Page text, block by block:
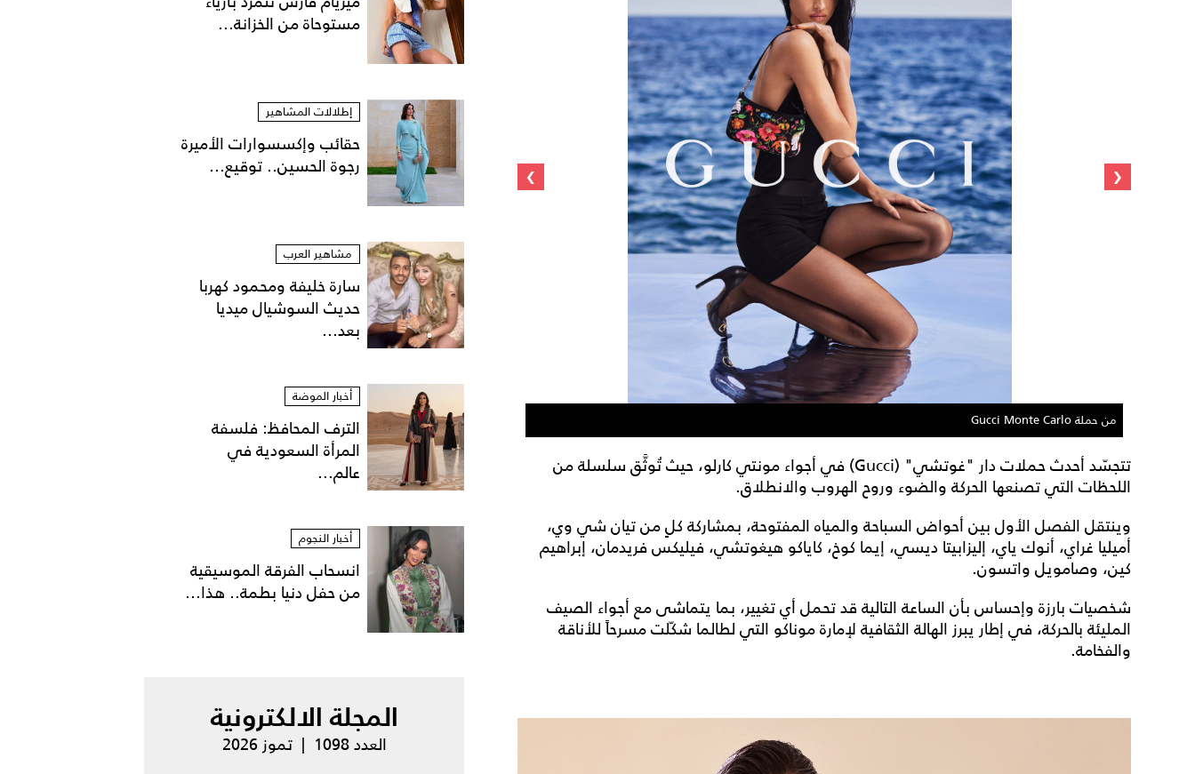
من حملة Gucci Monte Carlo من حملة Gucci Monte Carlo
‹
›
تتجسّد أحدث حملات دار "غوتشي" (Gucci) في أجواء مونتي كارلو، حيث تُوثَّق سلسلة من
اللحظات التي تصنعها الحركة والضوء وروح الهروب والانطلاق.
وينتقل الفصل الأول بين أحواض السباحة والمياه المفتوحة، بمشاركة كلٍ من تيان شي وي،
أميليا غراي، أنوك ياي، إليزابيتا ديسي، إيما كوخ، كاياكو هيغوتشي، فيليكس فريدمان، إبراهيم
كين، وصامويل واتسون.
شخصيات بارزة وإحساس بأن الساعة التالية قد تحمل أي تغيير، بما يتماشى مع أجواء الصيف
المليئة بالحركة، في إطار يبرز الهالة الثقافية لإمارة موناكو التي لطالما شكّلت مسرحاً للأناقة
والفخامة.
مستوحاة من الخزانة...
إطلالات المشاهير
حقائب وإكسسوارات الأميرة
رجوة الحسين.. توقيع...
مشاهير العرب
سارة خليفة ومحمود كهربا
حديث السوشيال ميديا
بعد...
أخبار الموضة
الترف المحافظ: فلسفة
المرأة السعودية في
عالم...
أخبار النجوم
انسحاب الفرقة الموسيقية
من حفل دنيا بطمة.. هذا...
المجلة الالكترونية
العدد 1098 | تموز 2026